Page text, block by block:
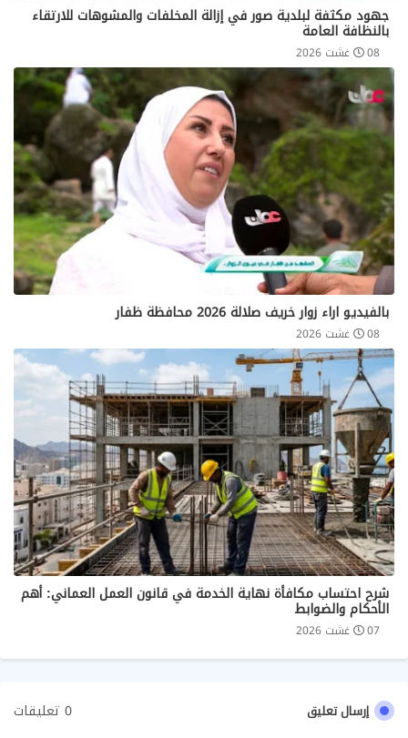
جهود مكثفة لبلدية صور في إزالة المخلفات والمشوهات للارتقاء
بالنظافة العامة
08 غشت 2026
بالفيديو اراء زوار خريف صلالة 2026 محافظة ظفار
08 غشت 2026
شرح احتساب مكافأة نهاية الخدمة في قانون العمل العماني: أهم
الأحكام والضوابط
07 غشت 2026
إرسال تعليق 0 تعليقات